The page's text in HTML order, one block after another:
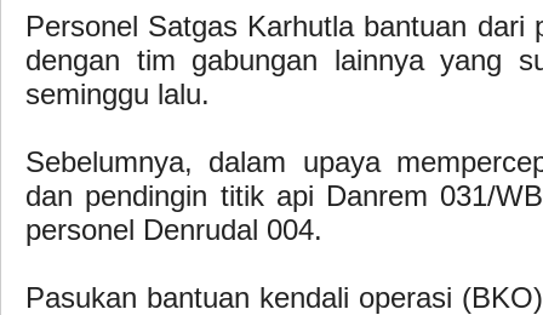
Personel Satgas Karhutla bantuan dari
dengan tim gabungan lainnya yang
seminggu lalu.
Sebelumnya, dalam upaya
dan pendingin titik api Danrem 031/
personel Denrudal 004.
Pasukan bantuan kendali operasi